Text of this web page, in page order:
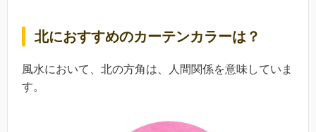
北におすすめのカーテンカラーは？
風水において、北の方角は、人間関係を意味していま
す。